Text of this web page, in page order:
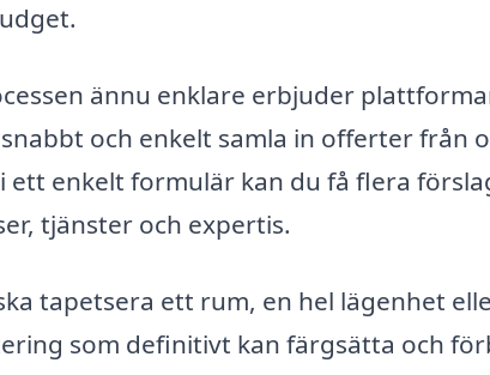
ännu enklare erbjuder
och enkelt samla in offerter från
ett enkelt formulär kan du få flera
tjänster och expertis.
tapetsera ett rum, en hel lägenhet
som definitivt kan färgsätta och